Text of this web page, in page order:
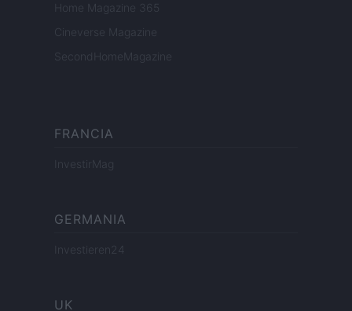
Home Magazine 365
Cineverse Magazine
SecondHomeMagazine
FRANCIA
InvestirMag
GERMANIA
Investieren24
UK